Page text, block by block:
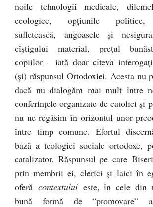
noile tehnologii medicale,
ecologice, opţiunile politice,
sufletească, angoasele şi
cîştigului material, preţul
copiilor – iată doar cîteva
(şi) răspunsul Ortodoxiei. Acesta nu
dacă nu dialogăm mai mult între
conferinţele organizate de catolici şi
nu ne regăsim în orizontul unor
între timp comune. Efortul
bază a teologiei sociale ortodoxe,
catalizator. Răspunsul pe care
prin membrii ei, clerici şi laici în
oferă contextuluieste, în cele din
bună formă de